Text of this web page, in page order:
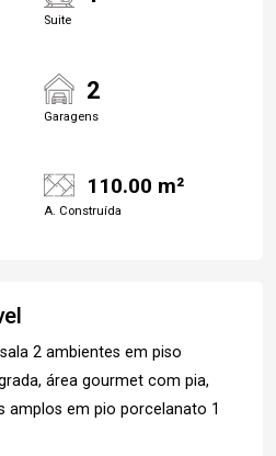
Suite
2
Garagens
110.00 m²
A. Construída
2 ambientes em piso
área gourmet com pia,
amplos em pio porcelanato 1